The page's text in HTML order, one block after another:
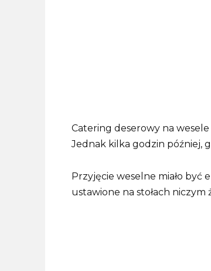
Catering deserowy na wesele
Jednak kilka godzin później,
Przyjęcie weselne miało być
ustawione na stołach niczym